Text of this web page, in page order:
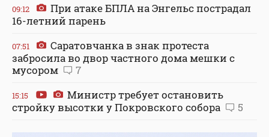
09:12
При атаке БПЛА на Энгельс пострадал
16-летний парень
07:51
Саратовчанка в знак протеста
забросила во двор частного дома мешки с
мусором
7
15:15
Министр требует остановить
стройку высотки у Покровского собора
5